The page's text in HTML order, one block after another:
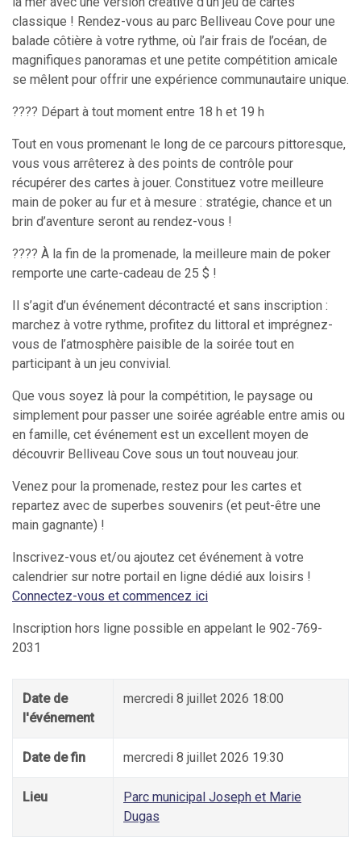
classique ! Rendez-vous au parc Belliveau Cove pour une
balade côtière à votre rythme, où l’air frais de l’océan, de
magnifiques panoramas et une petite compétition amicale
se mêlent pour offrir une expérience communautaire unique.
???? Départ à tout moment entre 18 h et 19 h
Tout en vous promenant le long de ce parcours pittoresque,
vous vous arrêterez à des points de contrôle pour
récupérer des cartes à jouer. Constituez votre meilleure
main de poker au fur et à mesure : stratégie, chance et un
brin d’aventure seront au rendez-vous !
???? À la fin de la promenade, la meilleure main de poker
remporte une carte-cadeau de 25 $ !
Il s’agit d’un événement décontracté et sans inscription :
marchez à votre rythme, profitez du littoral et imprégnez-
vous de l’atmosphère paisible de la soirée tout en
participant à un jeu convivial.
Que vous soyez là pour la compétition, le paysage ou
simplement pour passer une soirée agréable entre amis ou
en famille, cet événement est un excellent moyen de
découvrir Belliveau Cove sous un tout nouveau jour.
Venez pour la promenade, restez pour les cartes et
repartez avec de superbes souvenirs (et peut-être une
main gagnante) !
Inscrivez-vous et/ou ajoutez cet événement à votre
calendrier sur notre portail en ligne dédié aux loisirs !
Connectez-vous et commencez ici
Inscription hors ligne possible en appelant le 902-769-
2031
Date de
l'événement
mercredi 8 juillet 2026 18:00
Date de fin mercredi 8 juillet 2026 19:30
Lieu
Parc municipal Joseph et Marie
Dugas